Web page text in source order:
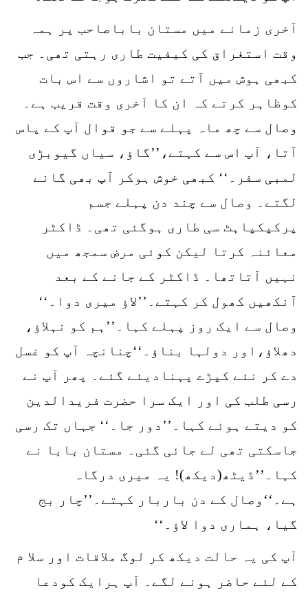
آخری زمانے میں مستان باباصاحب پر ہمہ
وقت استغراق کی کیفیت طاری رہتی تھی۔ جب
کبھی ہوش میں آتے تو اشاروں سے اس بات
کوظاہر کرتے کہ ان کا آخری وقت قریب ہے۔
وصال سے چھ ماہ پہلے سے جو قوال آپ کے پاس
آتا، آپ اس سے کہتے،’’گاؤ، سیاں گیوبڑی
لمبی سفر۔‘‘ کبھی خوش ہوکر آپ بھی گانے
لگتے۔ وصال سے چند دن پہلے جسم
پرکپکپاہٹ سی طاری ہوگئی تھی۔ ڈاکٹر
معائنہ کرتا لیکن کوئی مرض سمجھ میں
نہیں آتاتھا۔ ڈاکٹر کے جانے کے بعد
آنکھیں کھول کر کہتے۔’’لاؤ میری دوا۔‘‘
وصال سے ایک روز پہلے کہا۔’’ہم کو نہلاؤ،
دھلاؤ،اور دولہا بناؤ۔‘‘چنانچہ آپ کو غسل
دے کر نئے کپڑے پہنادیئے گئے۔ پھر آپ نے
رسی طلب کی اور ایک سرا حضرت فریدالدین
کو دیتے ہوئے کہا۔’’دور جا۔‘‘ جہاں تک رسی
جاسکتی تھی لے جائی گئی۔ مستان بابا نے
کہا۔’’ڈیٹھ(دیکھ)! یہ میری درگاہ
ہے۔‘‘وصال کے دن باربار کہتے۔’’چار بج
گیا، ہماری دوا لاؤ۔‘‘
آپ کی یہ حالت دیکھ کر لوگ ملاقات اور سلا م
کے لئے حاضر ہونے لگے۔ آپ ہرایک کودعا